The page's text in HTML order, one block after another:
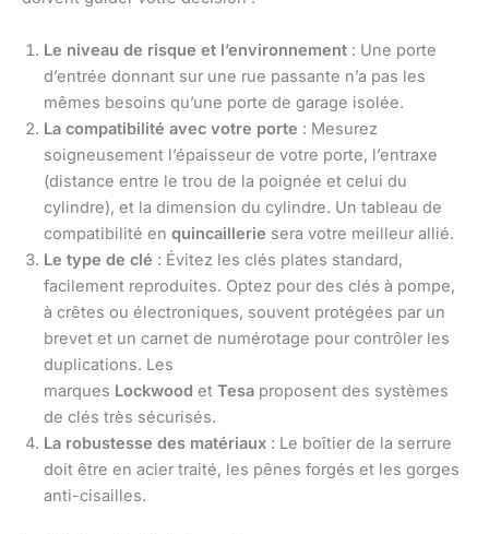
Le niveau de risque et l’environnement : Une porte
d’entrée donnant sur une rue passante n’a pas les
mêmes besoins qu’une porte de garage isolée.
La compatibilité avec votre porte : Mesurez
soigneusement l’épaisseur de votre porte, l’entraxe
(distance entre le trou de la poignée et celui du
cylindre), et la dimension du cylindre. Un tableau de
compatibilité en quincaillerie sera votre meilleur allié.
Le type de clé : Évitez les clés plates standard,
facilement reproduites. Optez pour des clés à pompe,
à crêtes ou électroniques, souvent protégées par un
brevet et un carnet de numérotage pour contrôler les
duplications. Les
marques Lockwood et Tesa proposent des systèmes
de clés très sécurisés.
La robustesse des matériaux : Le boîtier de la serrure
doit être en acier traité, les pênes forgés et les gorges
anti-cisailles.